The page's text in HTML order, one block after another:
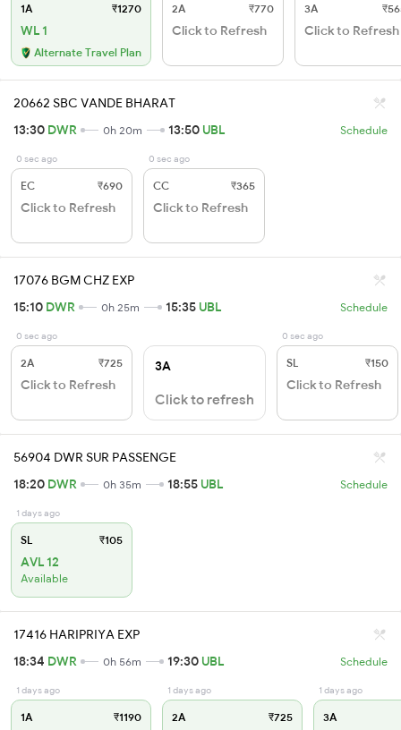
1A ₹1270
WL 1
Alternate Travel Plan
2A ₹770
Click to Refresh
3A
Click to Refresh
20662 SBC VANDE BHARAT
13:30 DWR 0h 20m 13:50 UBL Schedule
0 sec ago
EC ₹690
Click to Refresh
0 sec ago
CC ₹365
Click to Refresh
17076 BGM CHZ EXP
15:10 DWR 0h 25m 15:35 UBL Schedule
0 sec ago
2A ₹725
Click to Refresh
3A
Click to refresh
0 sec ago
SL ₹150
Click to Refresh
56904 DWR SUR PASSENGE
18:20 DWR 0h 35m 18:55 UBL Schedule
1 days ago
SL ₹105
AVL 12
Available
17416 HARIPRIYA EXP
18:34 DWR 0h 56m 19:30 UBL Schedule
1 days ago
1A ₹1190
1 days ago
2A ₹725
1 days ago
3A